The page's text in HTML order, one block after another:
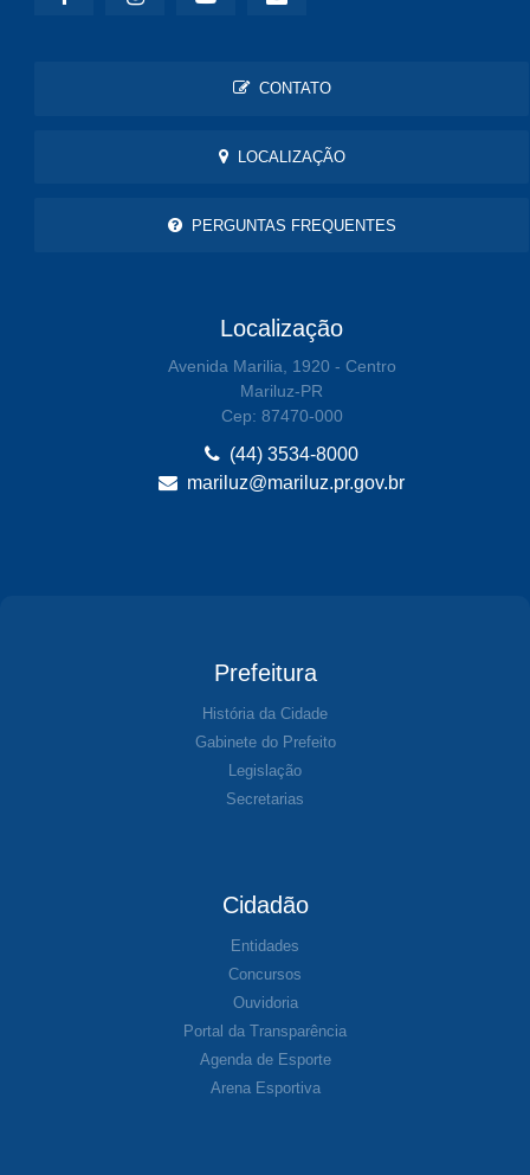
CONTATO
LOCALIZAÇÃO
PERGUNTAS FREQUENTES
Localização
Avenida Marilia, 1920 - Centro
Mariluz-PR
Cep: 87470-000
(44) 3534-8000
mariluz@mariluz.pr.gov.br
Prefeitura
História da Cidade
Gabinete do Prefeito
Legislação
Secretarias
Cidadão
Entidades
Concursos
Ouvidoria
Portal da Transparência
Agenda de Esporte
Arena Esportiva